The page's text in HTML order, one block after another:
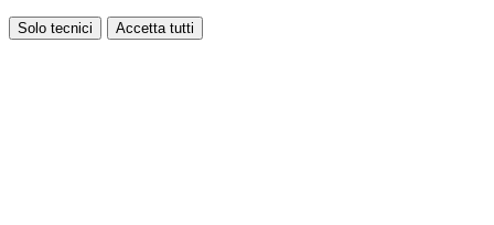
Solo tecnici Accetta tutti